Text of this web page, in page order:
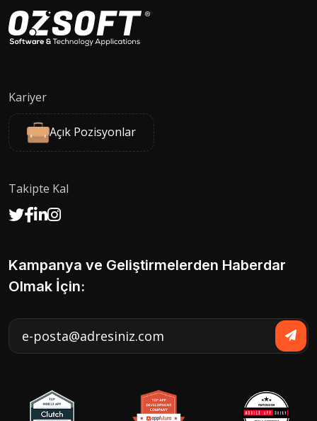
Kariyer
Açık Pozisyonlar
Takipte Kal
Kampanya ve Geliştirmelerden Haberdar
Olmak İçin: